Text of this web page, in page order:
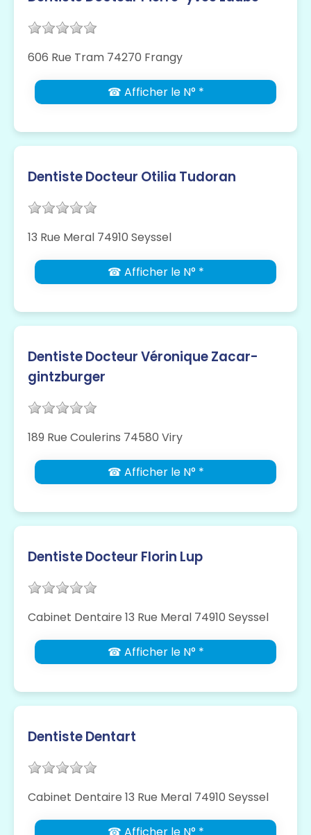
606 Rue Tram 74270 Frangy
☎ Afficher le N° *
Dentiste Docteur Otilia Tudoran
13 Rue Meral 74910 Seyssel
☎ Afficher le N° *
Dentiste Docteur Véronique Zacar-
gintzburger
189 Rue Coulerins 74580 Viry
☎ Afficher le N° *
Dentiste Docteur Florin Lup
Cabinet Dentaire 13 Rue Meral 74910 Seyssel
☎ Afficher le N° *
Dentiste Dentart
Cabinet Dentaire 13 Rue Meral 74910 Seyssel
☎ Afficher le N° *